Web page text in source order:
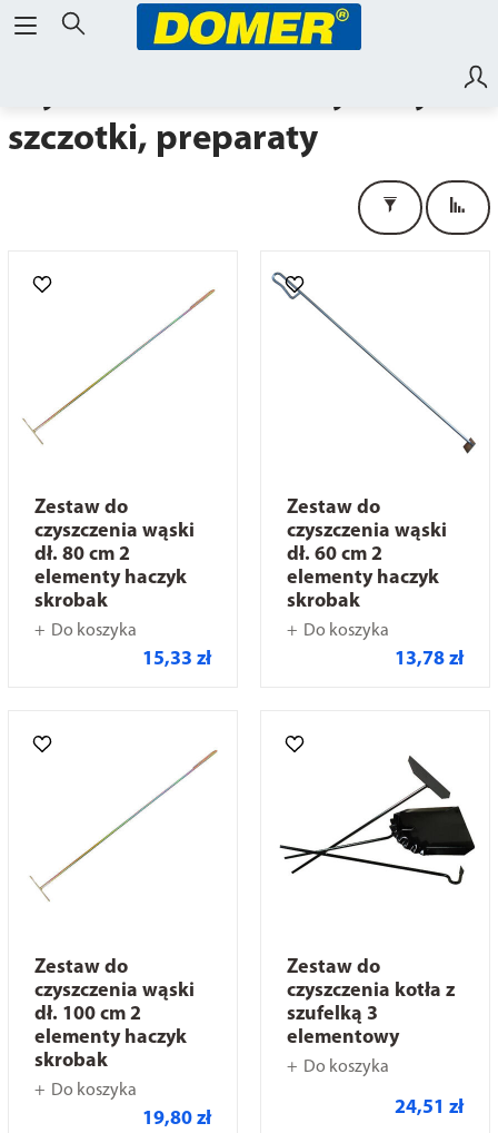
szczotki, preparaty
Zestaw do
czyszczenia wąski
dł. 80 cm 2
elementy haczyk
skrobak
Do koszyka
15,33 zł
Zestaw do
czyszczenia wąski
dł. 60 cm 2
elementy haczyk
skrobak
Do koszyka
13,78 zł
Zestaw do
czyszczenia wąski
dł. 100 cm 2
elementy haczyk
skrobak
Do koszyka
19,80 zł
Zestaw do
czyszczenia kotła z
szufelką 3
elementowy
Do koszyka
24,51 zł